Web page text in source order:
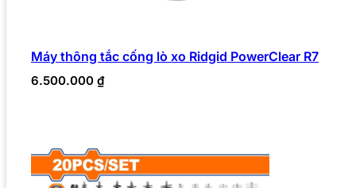
Máy thông tắc cống lò xo Ridgid PowerClear R7
6.500.000 ₫